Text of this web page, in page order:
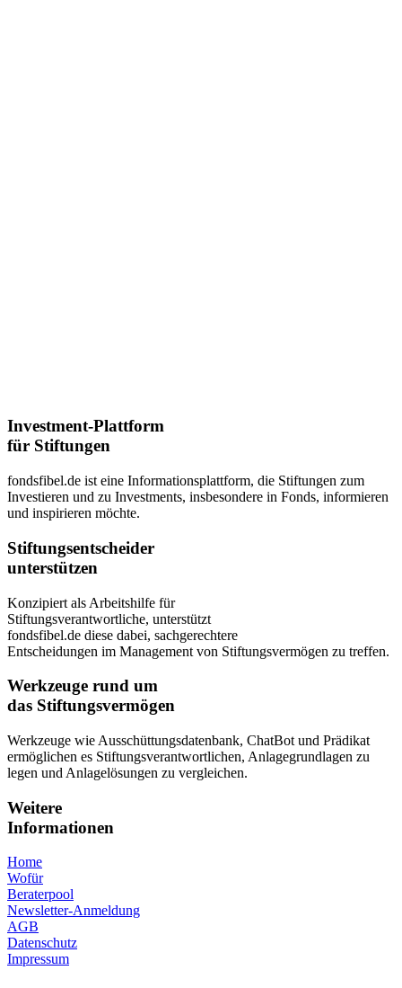
Investment-Plattform
für Stiftungen
fondsfibel.de ist eine Informations­plattform, die Stiftungen zum
Investieren und zu Investments, insbesondere in Fonds, informieren
und inspirieren möchte.
Stiftungsentscheider
unterstützen
Konzipiert als Arbeitshilfe für
Stiftungsverantwortliche, unterstützt
fondsfibel.de diese dabei, sachgerechtere
Entscheidungen im Management von Stiftungsvermögen zu treffen.
Werkzeuge rund um
das Stiftungsvermögen
Werkzeuge wie Ausschüttungsdatenbank, ChatBot und Prädikat
ermöglichen es Stiftungsverantwortlichen, Anlagegrundlagen zu
legen und Anlagelösungen zu vergleichen.
Weitere
Informationen
Home
Wofür
Beraterpool
Newsletter-Anmeldung
AGB
Datenschutz
Impressum